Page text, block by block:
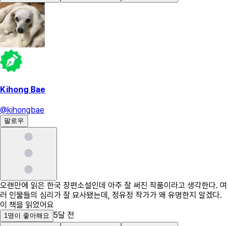
Kihong Bae
@kihongbae
팔로우
오랜만에 읽은 한국 장편소설인데 아주 잘 써진 작품이라고 생각한다. 여
러 인물들의 심리가 잘 묘사됐는데, 정유정 작가가 왜 유명한지 알겠다.
이 책을 읽었어요
1명 이 좋아해요 5달 전